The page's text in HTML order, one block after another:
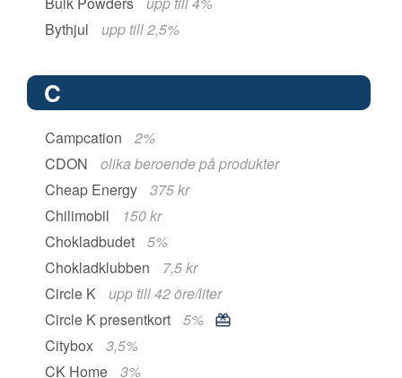
Bythjul
upp till 2,5%
C
Campcation
2%
CDON
olika beroende på produkter
Cheap Energy
375 kr
Chilimobil
150 kr
Chokladbudet
5%
Chokladklubben
7,5 kr
Circle K
upp till 42 öre/liter
Circle K presentkort
5%
Citybox
3,5%
CK Home
3%